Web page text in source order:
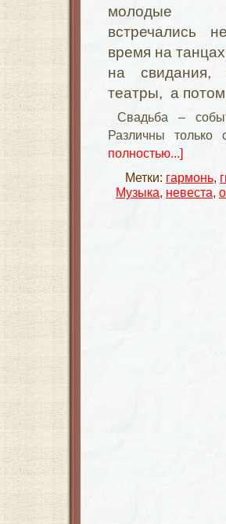
молодые
встречались
время на
на свидания,
театры, а
Свадьба –
Различны
полностью...]
Метки: гармонь,
Музыка, невеста,